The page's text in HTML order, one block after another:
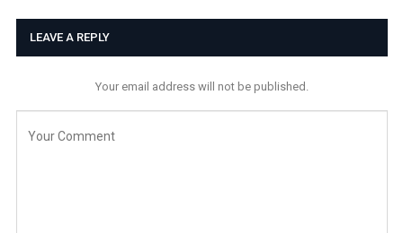
LEAVE A REPLY
Your email address will not be published.